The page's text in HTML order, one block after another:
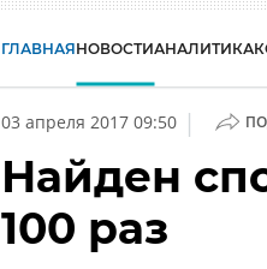
ГЛАВНАЯНОВОСТИАНАЛИТИКА
03 апреля 2017 09:50 |
Найден
100 раз